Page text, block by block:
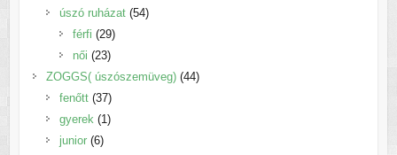
termék
úszó ruházat 5454
férfi 2929
termék
női 2323
termék
ZOGGS( úszószemüveg) 4444
fenőtt 3737
termék
gyerek 11
junior 66